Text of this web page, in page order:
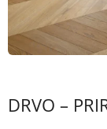
DRVO –